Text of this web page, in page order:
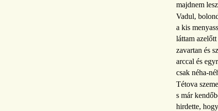
majdnem
Vadul,
a kis
láttam
zavartan és
arccal és
csak néha-
Tétova
s már
hirdette,